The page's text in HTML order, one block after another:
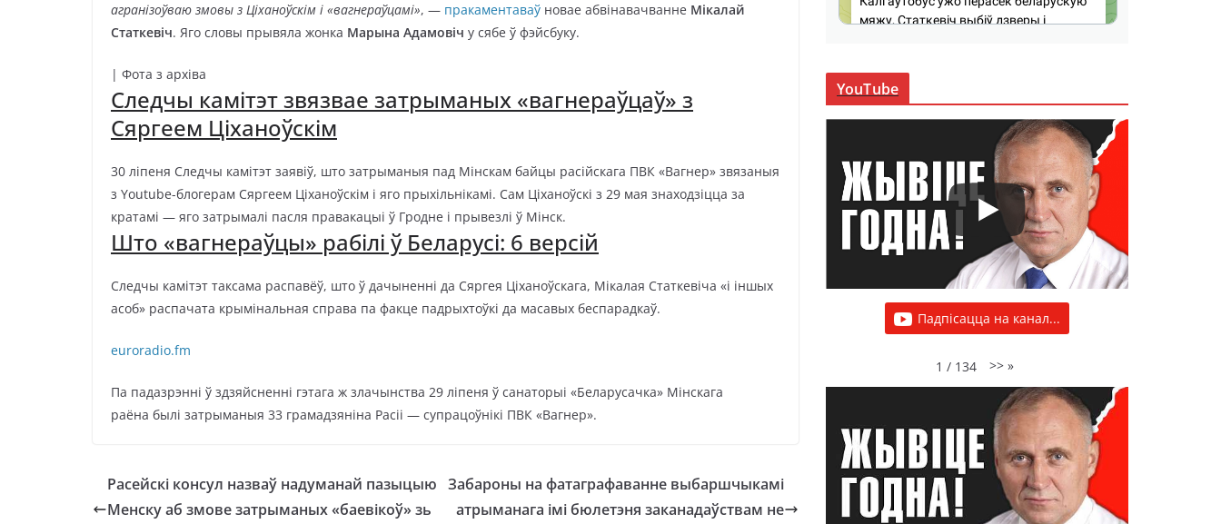
агранізоўваю змовы з Ціханоўскім і «вагнераўцамі», — пракаментаваў новае абвінавачванне Мікалай
Статкевіч. Яго словы прывяла жонка Марына Адамовіч у сябе ў фэйсбуку.
| Фота з архіва
Следчы камітэт звязвае затрыманых «вагнераўцаў» з
Сяргеем Ціханоўскім
30 ліпеня Следчы камітэт заявіў, што затрыманыя пад Мінскам байцы расійскага ПВК «Вагнер» звязаныя
з Youtube-блогерам Сяргеем Ціханоўскім і яго прыхільнікамі. Сам Ціханоўскі з 29 мая знаходзіцца за
кратамі — яго затрымалі пасля правакацыі ў Гродне і прывезлі ў Мінск.
Што «вагнераўцы» рабілі ў Беларусі: 6 версій
Следчы камітэт таксама распавёў, што ў дачыненні да Сяргея Ціханоўскага, Мікалая Статкевіча «і іншых
асоб» распачата крымінальная справа па факце падрыхтоўкі да масавых беспарадкаў.
euroradio.fm
Па падазрэнні ў здзяйсненні гэтага ж злачынства 29 ліпеня ў санаторыі «Беларусачка» Мінскага
раёна былі затрыманыя 33 грамадзяніна Расіі — супрацоўнікі ПВК «Вагнер».
Расейскі консул назваў надуманай пазыцыю
Менску аб змове затрыманых «баевікоў» зь
Забароны на фатаграфаванне выбаршчыкамі
атрыманага імі бюлетэня заканадаўствам не
YouTube
Падпісацца на канал...
1 / 134 >> »